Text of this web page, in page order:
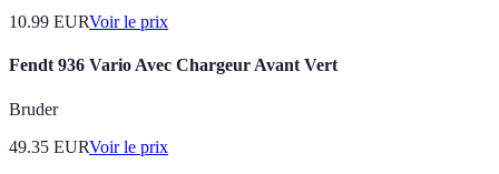
10.99 EURVoir le prix
Fendt 936 Vario Avec Chargeur Avant Vert
Bruder
49.35 EURVoir le prix